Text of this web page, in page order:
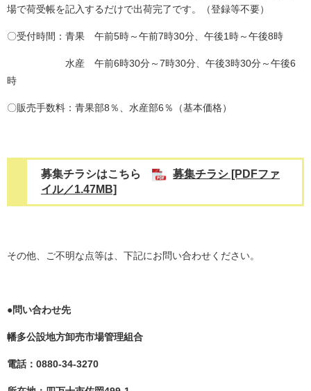
場で荷受帳を記入するだけで出荷完了です。（登録等不要）
〇受付時間： 青果 午前5時～午前7時30分、午後1時～午後8時
水産 午前6時30分～7時30分、午後3時30分～午後6
時​
〇販売手数料：青果部8％、水産部6％（基本価格）
募集チラシはこちら
募集チラシ [PDFファ
イル／1.47MB]
その他、ご不明な点等は、下記にお問い合わせください。
●問い合わせ先
幡多公設地方卸売市場管理組合
電話：0880-34-3270